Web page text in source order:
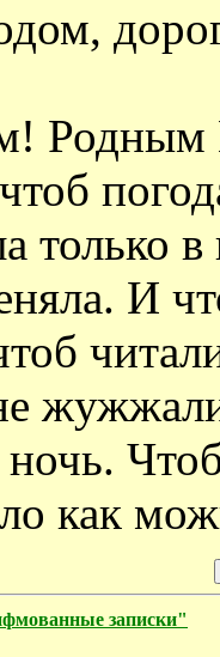
только
И
как
записки"